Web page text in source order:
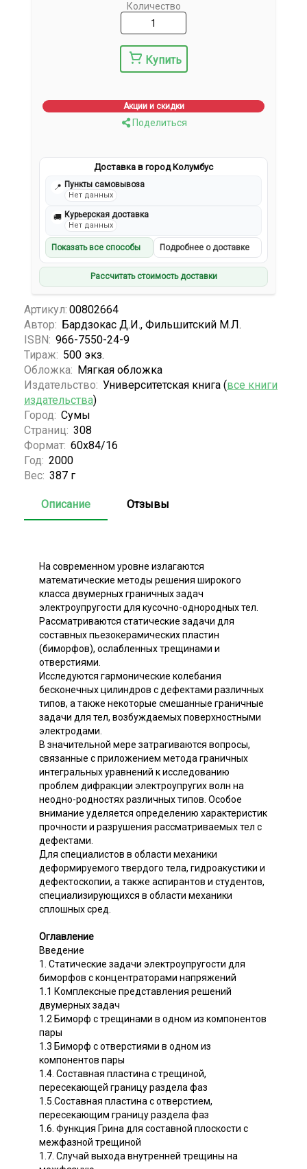
Количество
Купить
Акции и скидки
Поделиться
Доставка в город Колумбус
📍 Пункты самовывоза
Нет данных
🚚 Курьерская доставка
Нет данных
Показать все способы Подробнее о доставке
Рассчитать стоимость доставки
Артикул: 00802664
Автор: Бардзокас Д.И., Фильшитский М.Л.
ISBN: 966-7550-24-9
Тираж: 500 экз.
Обложка: Мягкая обложка
Издательство: Университетская книга (все книги
издательства)
Город: Сумы
Страниц: 308
Формат: 60x84/16
Год: 2000
Вес: 387 г
Описание Отзывы
На современном уровне излагаются
математические методы решения широкого
класса двумерных граничных задач
электроупругости для кусочно-однородных тел.
Рассматриваются статические задачи для
составных пьезокерамических пластин
(биморфов), ослабленных трещинами и
отверстиями.
Исследуются гармонические колебания
бесконечных цилиндров с дефектами различных
типов, а также некоторые смешанные граничные
задачи для тел, возбуждаемых поверхностными
электродами.
В значительной мере затрагиваются вопросы,
связанные с приложением метода граничных
интегральных уравнений к исследованию
проблем дифракции электроупругих волн на
неодно-родностях различных типов. Особое
внимание уделяется определению характеристик
прочности и разрушения рассматриваемых тел с
дефектами.
Для специалистов в области механики
деформируемого твердого тела, гидроакустики и
дефектоскопии, а также аспирантов и студентов,
специализирующихся в области механики
сплошных сред.
Оглавление
Введение
1. Статические задачи электроупругости для
биморфов с концентраторами напряжений
1.1 Комплексные представления решений
двумерных задач
1.2 Биморф с трещинами в одном из компонентов
пары
1.3 Биморф с отверстиями в одном из
компонентов пары
1.4. Составная пластина с трещиной,
пересекающей границу раздела фаз
1.5.Составная пластина с отверстием,
пересекающим границу раздела фаз
1.6. Функция Грина для составной плоскости с
межфазной трещиной
1.7. Случай выхода внутренней трещины на